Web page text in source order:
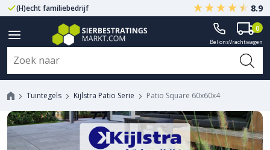
(H)echt familiebedrijf Gegarandeerd A-kwaliteit
8.9
Bel onsVrachtwagen
0
Tuintegels Kijlstra Patio Serie Patio Square 60x60x4